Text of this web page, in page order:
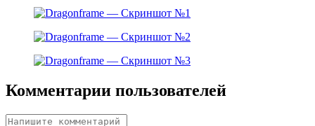
Комментарии пользователей